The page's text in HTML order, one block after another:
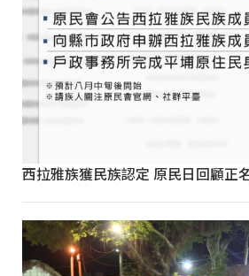
西拉雅族獲民族認定 原民日回顧正